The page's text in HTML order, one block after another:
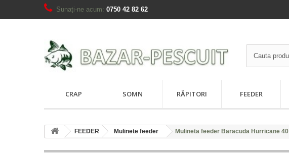
Sunați-ne acum: 0750 42 82 62
CRAP SOMN RĂPITORI FEEDER
FEEDER Mulinete feeder Mulineta feeder Baracuda Hurricane 40